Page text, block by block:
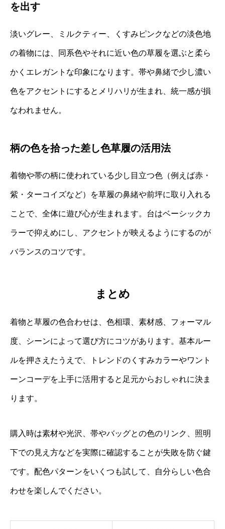
を出す
淡いグレー、ミルクティー、くすみピンクなどの淡色地
の着物には、同系色やそれに近い色の草履を選ぶと柔ら
かくエレガントな印象になります。帯や鼻緒で少し濃い
色をアクセントにするとメリハリが生まれ、統一感が損
なわれません。
柄の色を拾った差し色草履の活用法
着物や帯の柄に使われている少し目立つ色（例えば赤・
紫・ターコイズなど）を草履の鼻緒や前坪に取り入れる
ことで、全体に遊び心が生まれます。台はベーシックカ
ラーで抑えめにし、アクセントが映えるようにするのが
バランスのコツです。
まとめ
着物と草履の色合わせは、色相環、素材感、フォーマル
度、シーンによって選び方にコツがあります。基本ルー
ルを押さえたうえで、トレンドのくすみカラーやワント
ーンコーデを上手に活用すると足元からおしゃれに決ま
ります。
購入時は素材や光沢、帯やバッグとの色のリンク、照明
下での見え方などを実際に確認することが失敗を防ぐ鍵
です。配色パターンをいくつも試して、自分らしい色合
わせを楽しんでください。